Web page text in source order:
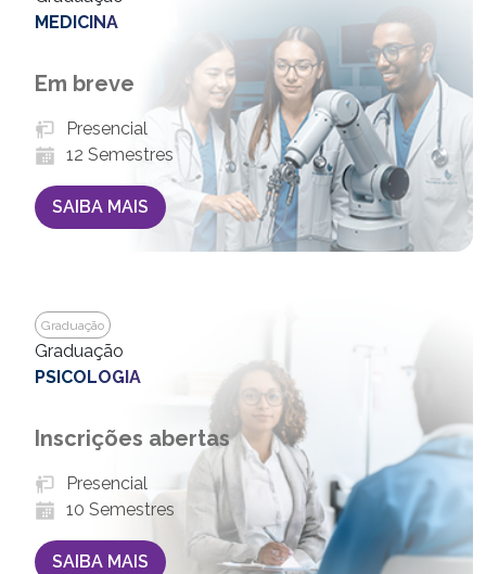
MEDICINA
Em breve
Presencial
12 Semestres
SAIBA MAIS
Graduação
Graduação
PSICOLOGIA
Inscrições abertas
Presencial
10 Semestres
SAIBA MAIS